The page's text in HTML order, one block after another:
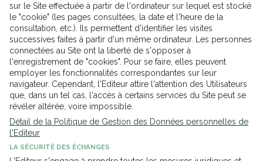
sur le Site effectuée à partir de l'ordinateur sur lequel est stocké
le "cookie" (les pages consultées, la date et l'heure de la
consultation, etc.). Ils permettent d'identifier les visites
successives faites à partir d'un même ordinateur. Les personnes
connectées au Site ont la liberté de s'opposer à
l'enregistrement de "cookies". Pour se faire, elles peuvent
employer les fonctionnalités correspondantes sur leur
navigateur. Cependant, l'Editeur attire l'attention des Utilisateurs
que, dans un tel cas, l'accès à certains services du Site peut se
révéler altérée, voire impossible.
Détail de la Politique de Gestion des Données personnelles de
l'Editeur
LA SÉCURITÉ DES ÉCHANGES